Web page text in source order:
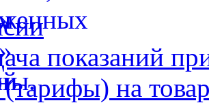
показаний
на